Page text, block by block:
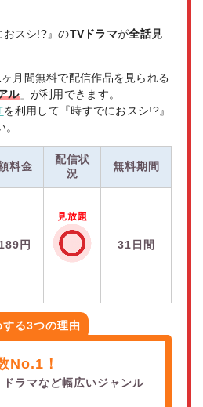
おスシ!?』のTVドラマが全話見
月間無料で配信作品を見られる
ル」が利用できます。
を利用して『時すでにおスシ!?』
料金
配信状
況
無料期間
円
見放題
31日間
る3つの理由
No.1！
ラマなど幅広いジャンル